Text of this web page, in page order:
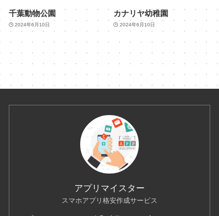
千葉動物公園
2024年6月10日
カナリヤ幼稚園
2024年6月10日
アプリマイスター
スマホアプリ格安作成サービス